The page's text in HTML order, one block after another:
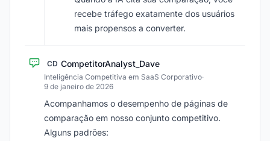
recebe tráfego exatamente dos usuários
mais propensos a converter.
CD CompetitorAnalyst_Dave
Inteligência Competitiva em SaaS Corporativo·
9 de janeiro de 2026
Acompanhamos o desempenho de páginas de
comparação em nosso conjunto competitivo.
Alguns padrões: